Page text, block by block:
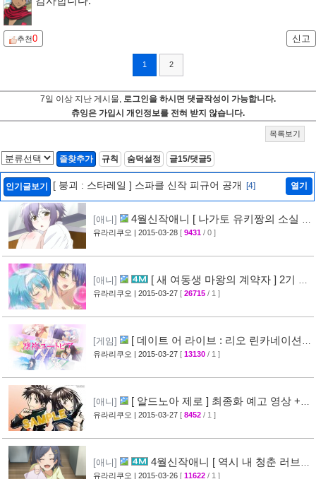
추천0 신고
1 2
7일 이상 지난 게시물, 로그인을 하시면 댓글작성이 가능합니다.
츄잉은 가입시 개인정보를 전혀 받지 않습니다.
목록보기
즐찾추가 규칙 숨덕설정 글15/댓글5
인기글보기 [ 붕괴 : 스타레일 ] 스파클 신작 피규어 공개 [4] 열기
[애니]
4월신작애니 [ 나가토 유키짱의 소실 ]
PV 영상 공개 [35]
유라리쿠오 | 2015-03-28 [ 9431 / 0 ]
[애니]
[ 새 여동생 마왕의 계약자 ] 2기 제
작 결정 + 티저 영상 공개 [45]
유라리쿠오 | 2015-03-27 [ 26715 / 1 ]
[게임]
[ 데이트 어 라이브 : 리오 린카네이션 ]
PV 영상 공개 [36]
유라리쿠오 | 2015-03-27 [ 13130 / 1 ]
[애니]
[ 알드노아 제로 ] 최종화 예고 영상 +
만화 신작 발매 정보 [40]
유라리쿠오 | 2015-03-27 [ 8452 / 1 ]
[애니]
4월신작애니 [ 역시 내 청춘 러브코
메디는 잘못됐다 속 ] 2차 PV 영상 공개
유라리쿠오 | 2015-03-26 [ 11622 / 1 ]